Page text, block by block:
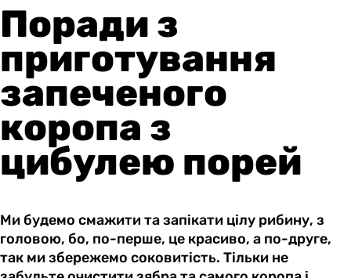
Поради з
приготування
запеченого
коропа з
цибулею порей
Ми будемо смажити та запікати цілу рибину, з
головою, бо, по-перше, це красиво, а по-друге,
так ми збережемо соковитість. Тільки не